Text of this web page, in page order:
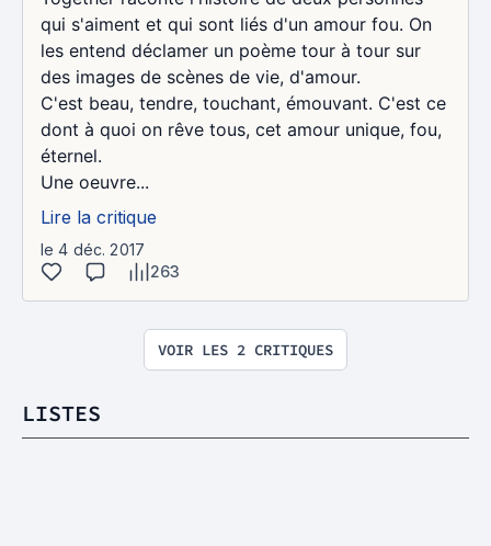
qui s'aiment et qui sont liés d'un amour fou. On
les entend déclamer un poème tour à tour sur
des images de scènes de vie, d'amour.
C'est beau, tendre, touchant, émouvant. C'est ce
dont à quoi on rêve tous, cet amour unique, fou,
éternel.
Une oeuvre...
Lire la critique
le 4 déc. 2017
263
VOIR LES 2 CRITIQUES
LISTES